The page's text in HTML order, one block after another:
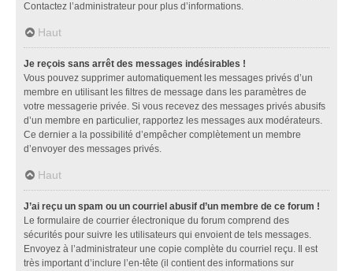
Contactez l’administrateur pour plus d’informations.
Haut
Je reçois sans arrêt des messages indésirables !
Vous pouvez supprimer automatiquement les messages privés d’un
membre en utilisant les filtres de message dans les paramètres de
votre messagerie privée. Si vous recevez des messages privés abusifs
d’un membre en particulier, rapportez les messages aux modérateurs.
Ce dernier a la possibilité d’empêcher complètement un membre
d’envoyer des messages privés.
Haut
J’ai reçu un spam ou un courriel abusif d’un membre de ce forum !
Le formulaire de courrier électronique du forum comprend des
sécurités pour suivre les utilisateurs qui envoient de tels messages.
Envoyez à l’administrateur une copie complète du courriel reçu. Il est
très important d’inclure l’en-tête (il contient des informations sur